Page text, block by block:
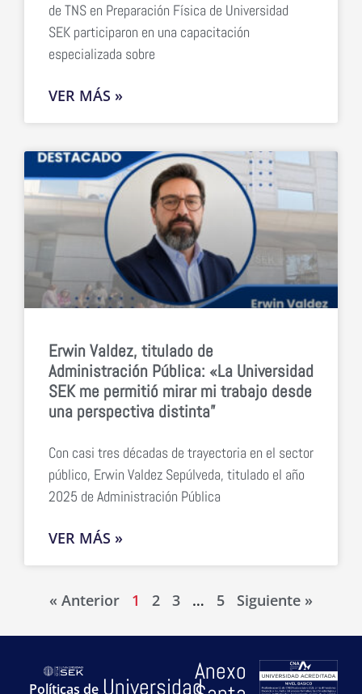
de TNS en Preparación Física de Universidad
SEK participaron en una capacitación
especializada sobre
VER MÁS »
Erwin Valdez, titulado de
Administración Pública: «La Universidad
SEK me permitió mirar mi trabajo desde
una perspectiva distinta”
Con casi tres décadas de trayectoria en el sector
público, Erwin Valdez Sepúlveda, titulado el año
2025 de Administración Pública
VER MÁS »
« Anterior 1 2 3 … 5 Siguiente »
Políticas de Universidad
Anexo